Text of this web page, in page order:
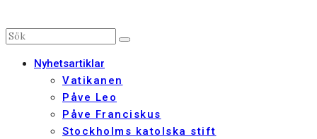
Nyhetsartiklar
Vatikanen
Påve Leo
Påve Franciskus
Stockholms katolska stift